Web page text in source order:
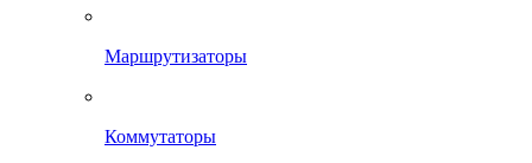
Маршрутизаторы
Коммутаторы